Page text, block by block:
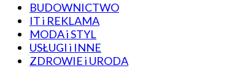
BUDOWNICTWO
IT i REKLAMA
MODA i STYL
USŁUGI i INNE
ZDROWIE i URODA